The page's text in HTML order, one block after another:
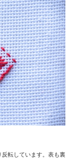
転しています。表も裏